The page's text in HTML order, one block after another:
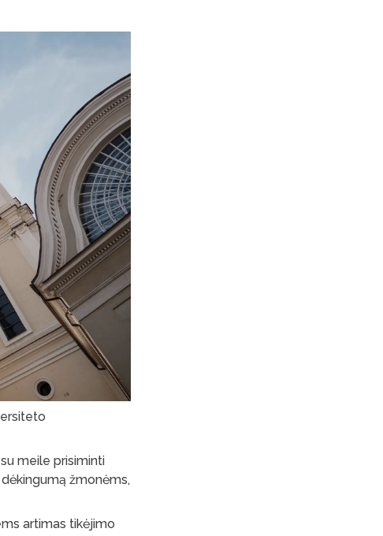
meile prisiminti
žmonėms,
artimas tikėjimo